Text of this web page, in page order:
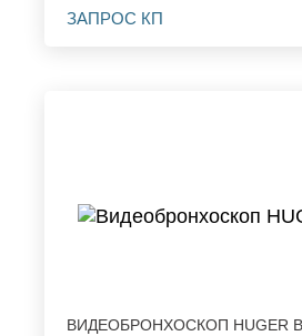
ЗАПРОС КП
ВИДЕОБРОНХОСКОП HUGER